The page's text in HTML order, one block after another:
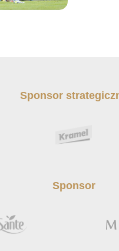
Sponsor
Sponsor